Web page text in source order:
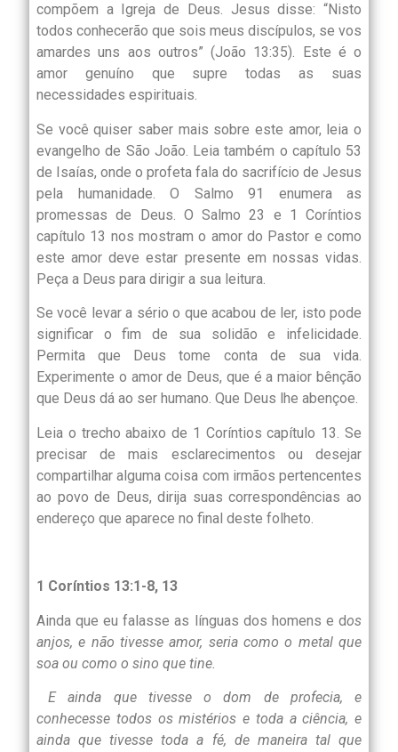
compõem a Igreja de Deus. Jesus disse: “Nisto
todos conhecerão que sois meus discípulos, se vos
amardes uns aos outros” (João 13:35). Este é o
amor genuíno que supre todas as suas
necessidades espirituais.
Se você quiser saber mais sobre este amor, leia o
evangelho de São João. Leia também o capítulo 53
de Isaías, onde o profeta fala do sacrifício de Jesus
pela humanidade. O Salmo 91 enumera as
promessas de Deus. O Salmo 23 e 1 Coríntios
capítulo 13 nos mostram o amor do Pastor e como
este amor deve estar presente em nossas vidas.
Peça a Deus para dirigir a sua leitura.
Se você levar a sério o que acabou de ler, isto pode
significar o fim de sua solidão e infelicidade.
Permita que Deus tome conta de sua vida.
Experimente o amor de Deus, que é a maior bênção
que Deus dá ao ser humano. Que Deus lhe abençoe.
Leia o trecho abaixo de 1 Coríntios capítulo 13. Se
precisar de mais esclarecimentos ou desejar
compartilhar alguma coisa com irmãos pertencentes
ao povo de Deus, dirija suas correspondências ao
endereço que aparece no final deste folheto.
1 Coríntios 13:1-8, 13
Ainda que eu falasse as línguas dos homens e dos
anjos, e não tivesse amor, seria como o metal que
soa ou como o sino que tine.
E ainda que tivesse o dom de profecia, e
conhecesse todos os mistérios e toda a ciência, e
ainda que tivesse toda a fé, de maneira tal que